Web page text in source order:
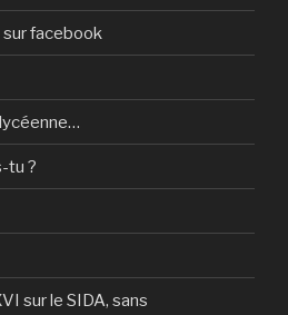
facebook
tu ?
sur le SIDA, sans